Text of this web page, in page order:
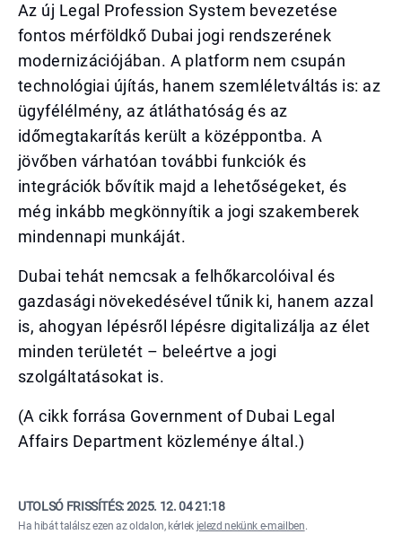
Az új Legal Profession System bevezetése
fontos mérföldkő Dubai jogi rendszerének
modernizációjában. A platform nem csupán
technológiai újítás, hanem szemléletváltás is: az
ügyfélélmény, az átláthatóság és az
időmegtakarítás került a középpontba. A
jövőben várhatóan további funkciók és
integrációk bővítik majd a lehetőségeket, és
még inkább megkönnyítik a jogi szakemberek
mindennapi munkáját.
Dubai tehát nemcsak a felhőkarcolóival és
gazdasági növekedésével tűnik ki, hanem azzal
is, ahogyan lépésről lépésre digitalizálja az élet
minden területét – beleértve a jogi
szolgáltatásokat is.
(A cikk forrása Government of Dubai Legal
Affairs Department közleménye által.)
UTOLSÓ FRISSÍTÉS:2025. 12. 04 21:18
Ha hibát találsz ezen az oldalon, kérlek jelezd nekünk e-mailben.